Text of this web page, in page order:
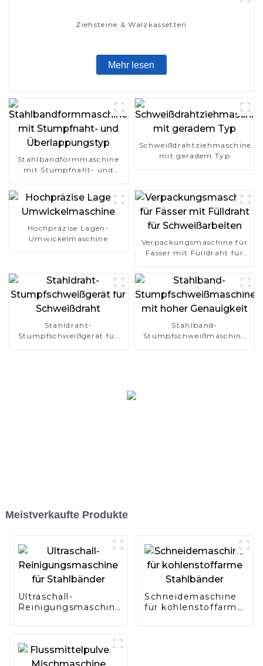
Ziehsteine ​​& Walzkassetten
Mehr lesen
Stahlbandformmaschine
mit Stumpfnaht- und
Schweißdrahtziehmaschine
mit geradem Typ
Hochpräzise Lagen-
Umwickelmaschine
Verpackungsmaschine für
Fässer mit Fülldraht für
Stahldraht-
Stumpfschweißgerät für
Stahlband-
Stumpfschweißmaschine
Meistverkaufte Produkte
Ultraschall-
Reinigungsmaschine
Schneidemaschine
für kohlenstoffarme